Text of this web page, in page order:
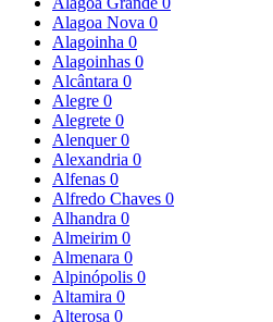
Alagoa Nova 0
Alagoinha 0
Alagoinhas 0
Alcântara 0
Alegre 0
Alegrete 0
Alenquer0
Alexandria 0
Alfenas 0
Alfredo Chaves 0
Alhandra 0
Almeirim 0
Almenara 0
Alpinópolis 0
Altamira 0
Alterosa 0